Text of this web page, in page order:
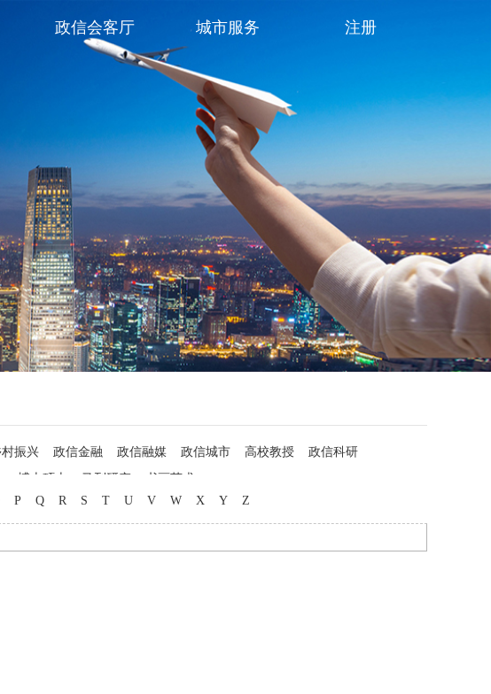
政信会客厅 城市服务 注册
村振兴 政信金融 政信融媒 政信城市 高校教授
政信科研
博士硕士 马列研究
书画艺术
P Q R S T U V W X Y Z